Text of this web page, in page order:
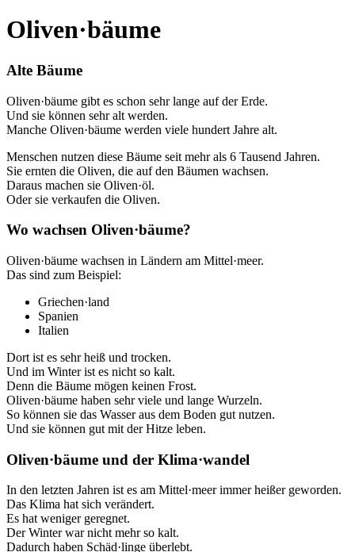
Oliven·bäume
Alte Bäume
Oliven·bäume gibt es schon sehr lange auf der Erde.
Und sie können sehr alt werden.
Manche Oliven·bäume werden viele hundert Jahre alt.
Menschen nutzen diese Bäume seit mehr als 6 Tausend Jahren.
Sie ernten die Oliven, die auf den Bäumen wachsen.
Daraus machen sie Oliven·öl.
Oder sie verkaufen die Oliven.
Wo wachsen Oliven·bäume?
Oliven·bäume wachsen in Ländern am Mittel·meer.
Das sind zum Beispiel:
Griechen·land
Spanien
Italien
Dort ist es sehr heiß und trocken.
Und im Winter ist es nicht so kalt.
Denn die Bäume mögen keinen Frost.
Oliven·bäume haben sehr viele und lange Wurzeln.
So können sie das Wasser aus dem Boden gut nutzen.
Und sie können gut mit der Hitze leben.
Oliven·bäume und der Klima·wandel
In den letzten Jahren ist es am Mittel·meer immer heißer geworden.
Das Klima hat sich verändert.
Es hat weniger geregnet.
Der Winter war nicht mehr so kalt.
Dadurch haben Schäd·linge überlebt.